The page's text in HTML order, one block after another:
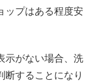
ップはある程度安
示がない場合、洗
断することになり